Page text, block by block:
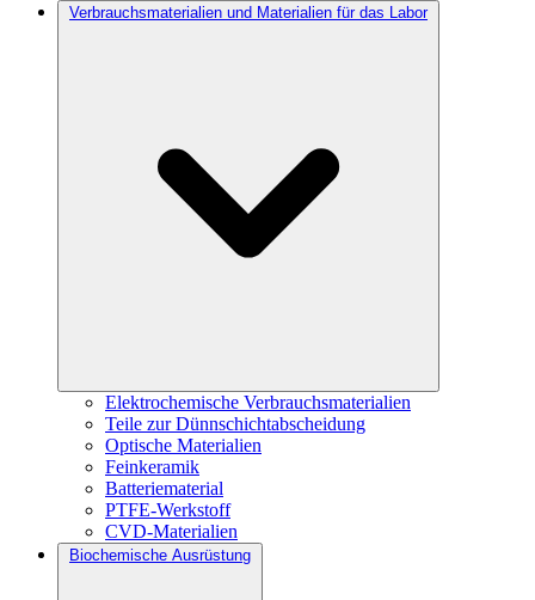
Verbrauchsmaterialien und Materialien für das Labor
Elektrochemische Verbrauchsmaterialien
Teile zur Dünnschichtabscheidung
Optische Materialien
Feinkeramik
Batteriematerial
PTFE-Werkstoff
CVD-Materialien
Biochemische Ausrüstung